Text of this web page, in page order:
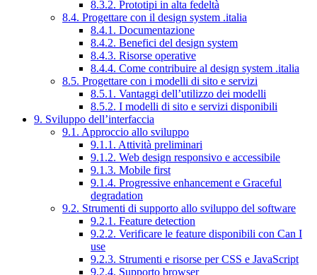
8.3.2. Prototipi in alta fedeltà
8.4. Progettare con il design system .italia
8.4.1. Documentazione
8.4.2. Benefici del design system
8.4.3. Risorse operative
8.4.4. Come contribuire al design system .italia
8.5. Progettare con i modelli di sito e servizi
8.5.1. Vantaggi dell’utilizzo dei modelli
8.5.2. I modelli di sito e servizi disponibili
9. Sviluppo dell’interfaccia
9.1. Approccio allo sviluppo
9.1.1. Attività preliminari
9.1.2. Web design responsivo e accessibile
9.1.3. Mobile first
9.1.4. Progressive enhancement e Graceful
degradation
9.2. Strumenti di supporto allo sviluppo del software
9.2.1. Feature detection
9.2.2. Verificare le feature disponibili con Can I
use
9.2.3. Strumenti e risorse per CSS e JavaScript
9.2.4. Supporto browser